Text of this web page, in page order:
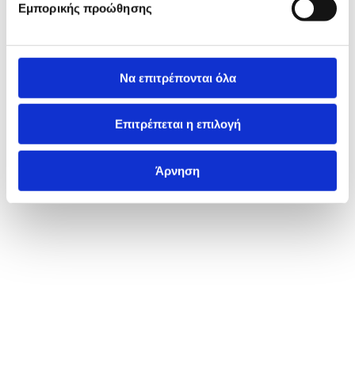
Εμπορικής προώθησης
Να επιτρέπονται όλα
Επιτρέπεται η επιλογή
Άρνηση